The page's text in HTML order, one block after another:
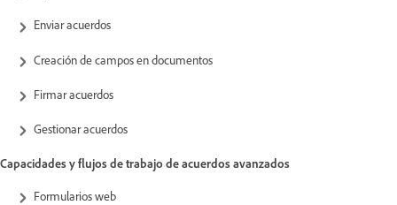
Enviar acuerdos
Creación de campos en documentos
Firmar acuerdos
Gestionar acuerdos
Capacidades y flujos de trabajo de acuerdos avanzados
Formularios web